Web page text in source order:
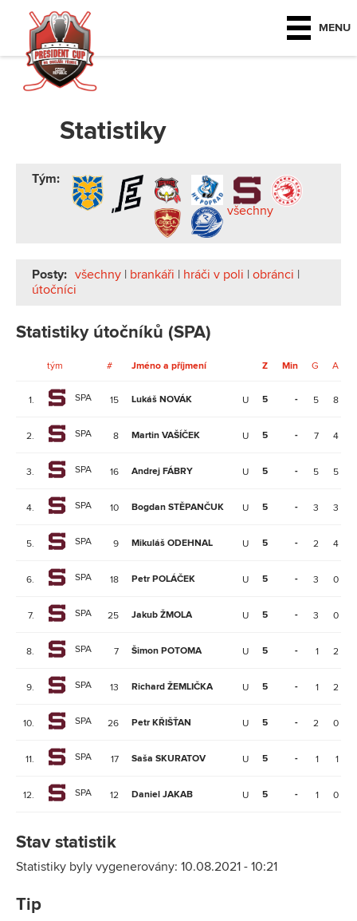
MENU
Statistiky
Tým:
všechny
Posty: všechny | brankáři | hráči v poli | obránci |
útočníci
Statistiky útočníků (SPA)
tým # Jméno a příjmení Z Min G A
1. SPA 15 Lukáš NOVÁK U 5 - 5 8
2. SPA 8 Martin VAŠÍČEK U 5 - 7 4
3. SPA 16 Andrej FÁBRY U 5 - 5 5
4. SPA 10 Bogdan STĚPANČUK U 5 - 3 3
5. SPA 9 Mikuláš ODEHNAL U 5 - 2 4
6. SPA 18 Petr POLÁČEK U 5 - 3 0
7. SPA 25 Jakub ŽMOLA U 5 - 3 0
8. SPA 7 Šimon POTOMA U 5 - 1 2
9. SPA 13 Richard ŽEMLIČKA U 5 - 1 2
10. SPA 26 Petr KŘIŠŤAN U 5 - 2 0
11. SPA 17 Saša SKURATOV U 5 - 1 1
12. SPA 12 Daniel JAKAB U 5 - 1 0
Stav statistik
Statistiky byly vygenerovány: 10.08.2021 - 10:21
Tip